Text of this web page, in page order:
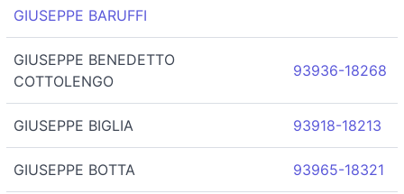
GIUSEPPE BARUFFI
GIUSEPPE BENEDETTO
COTTOLENGO
93936-18268
GIUSEPPE BIGLIA 93918-18213
GIUSEPPE BOTTA 93965-18321